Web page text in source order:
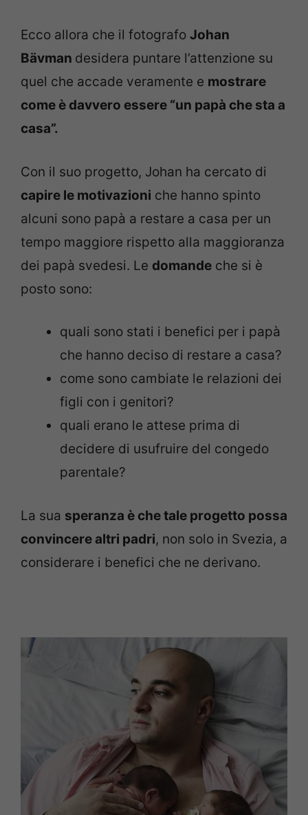
Ecco allora che il fotografo Johan
Bävman desidera puntare l’attenzione su
quel che accade veramente e mostrare
come è davvero essere “un papà che sta a
casa”.
Con il suo progetto, Johan ha cercato di
capire le motivazioni che hanno spinto
alcuni sono papà a restare a casa per un
tempo maggiore rispetto alla maggioranza
dei papà svedesi. Le domande che si è
posto sono:
quali sono stati i benefici per i papà
che hanno deciso di restare a casa?
come sono cambiate le relazioni dei
figli con i genitori?
quali erano le attese prima di
decidere di usufruire del congedo
parentale?
La sua speranza è che tale progetto possa
convincere altri padri, non solo in Svezia, a
considerare i benefici che ne derivano.